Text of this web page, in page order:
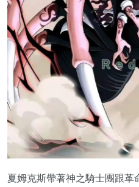
夏姆克斯帶著神之騎士團跟